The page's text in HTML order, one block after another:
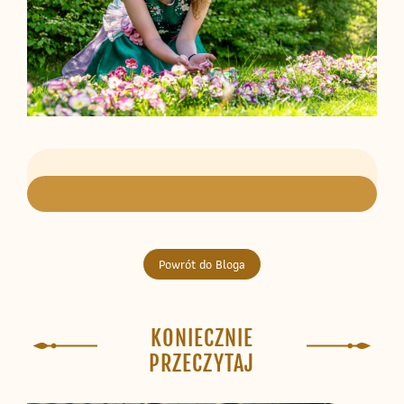
Powrót do Bloga
KONIECZNIE
PRZECZYTAJ